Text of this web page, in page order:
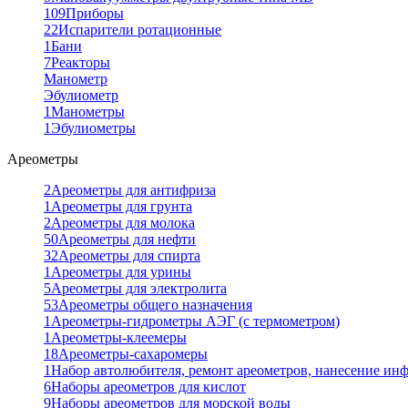
109Приборы
22Испарители ротационные
1Бани
7Реакторы
Манометр
Эбулиометр
1Манометры
1Эбулиометры
Ареометры
2Ареометры для антифриза
1 Ареометры для грунта
2Ареометры для молока
50Ареометры для нефти
32Ареометры для спирта
1 Ареометры для урины
5Ареометры для электролита
53Ареометры общего назначения
1 Ареометры-гидрометры АЭГ (с термометром)
1 Ареометры-клеемеры
18Ареометры-сахаромеры
1Набор автолюбителя, ремонт ареометров, нанесение
6Наборы ареометров для кислот
9Наборы ареометров для морской воды